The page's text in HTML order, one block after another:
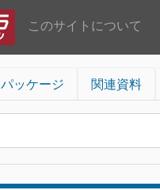
このサイトについて
パッケージ 関連資料